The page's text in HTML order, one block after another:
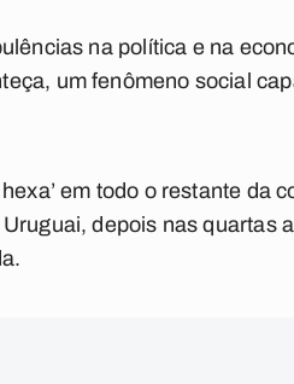
na política e na
um fenômeno social
em todo o restante da
depois nas quartas